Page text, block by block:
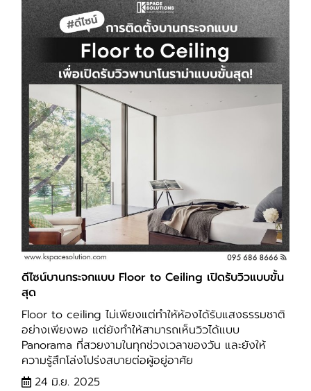
ดีไซน์บานกระจกแบบ Floor to Ceiling เปิดรับวิวแบบขั้น
สุด
Floor to ceiling ไม่เพียงแต่ทำให้ห้องได้รับแสงธรรมชาติ
อย่างเพียงพอ แต่ยังทำให้สามารถเห็นวิวได้แบบ
Panorama ที่สวยงามในทุกช่วงเวลาของวัน และยังให้
ความรู้สึกโล่งโปร่งสบายต่อผู้อยู่อาศัย
24 มิ.ย. 2025